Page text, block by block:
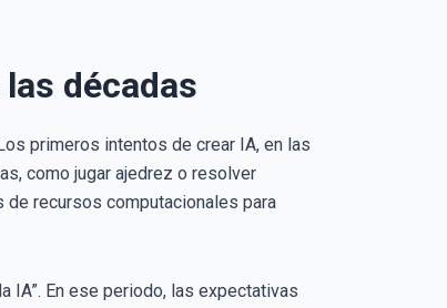
décadas
primeros intentos de crear IA, en las
como jugar ajedrez o resolver
recursos computacionales para
IA”. En ese periodo, las expectativas